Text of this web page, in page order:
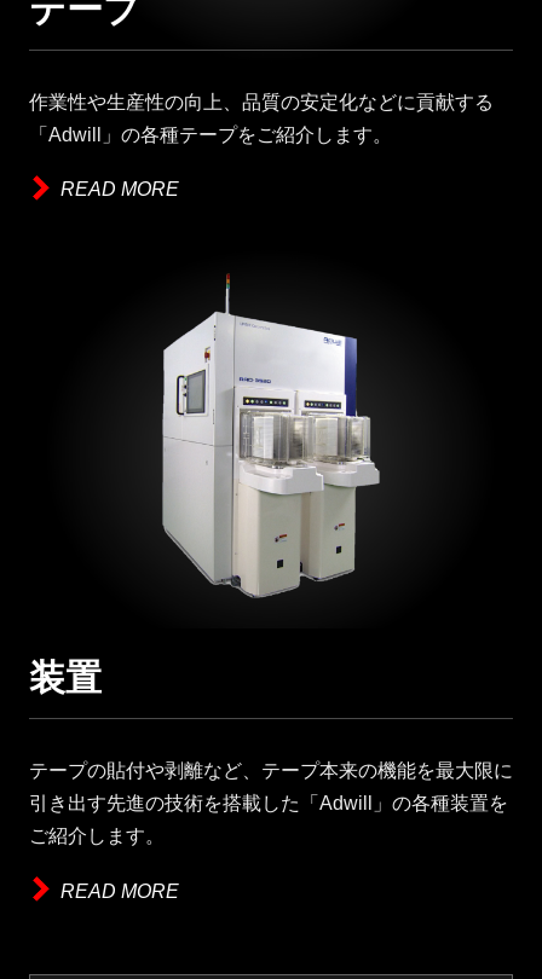
テープ
作業性や生産性の向上、品質の安定化などに貢献する
「Adwill」の各種テープをご紹介します。
READ MORE
装置
テープの貼付や剥離など、テープ本来の機能を最大限に
引き出す先進の技術を搭載した「Adwill」の各種装置を
ご紹介します。
READ MORE